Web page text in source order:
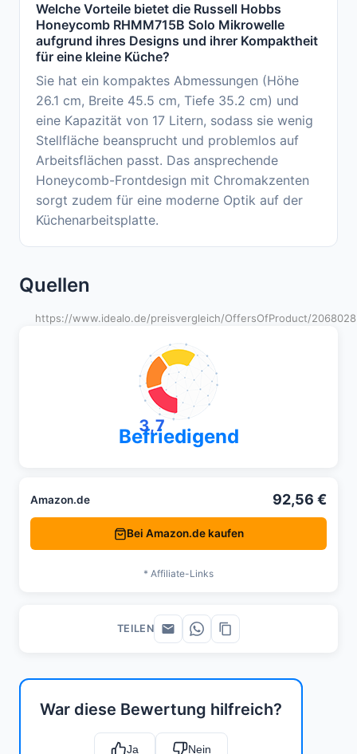
Welche Vorteile bietet die Russell Hobbs
Honeycomb RHMM715B Solo Mikrowelle
aufgrund ihres Designs und ihrer Kompaktheit
für eine kleine Küche?
Sie hat ein kompaktes Abmessungen (Höhe
26.1 cm, Breite 45.5 cm, Tiefe 35.2 cm) und
eine Kapazität von 17 Litern, sodass sie wenig
Stellfläche beansprucht und problemlos auf
Arbeitsflächen passt. Das ansprechende
Honeycomb-Frontdesign mit Chromakzenten
sorgt zudem für eine moderne Optik auf der
Küchenarbeitsplatte.
Quellen
https://www.idealo.de/preisvergleich/OffersOfProduct/
War diese Bewertung hilfreich?
Ja Nein
3,7
Befriedigend
Amazon.de 92,56 €
Bei Amazon.de kaufen
* Affiliate-Links
TEILEN